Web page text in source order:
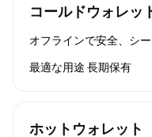
コールドウォレッ
オフラインで安全、シー
最適な用途 長期保有
ホットウォレット